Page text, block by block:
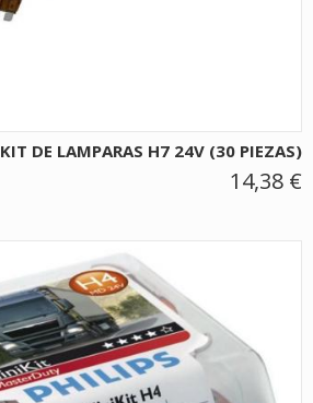
KIT DE LAMPARAS H7 24V (30 PIEZAS)
14,38 €